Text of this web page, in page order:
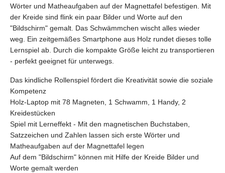
Wörter und Matheaufgaben auf der Magnettafel befestigen. Mit
der Kreide sind flink ein paar Bilder und Worte auf den
"Bildschirm" gemalt. Das Schwämmchen wischt alles wieder
weg. Ein zeitgemäßes Smartphone aus Holz rundet dieses tolle
Lernspiel ab. Durch die kompakte Größe leicht zu transportieren
- perfekt geeignet für unterwegs.
Das kindliche Rollenspiel fördert die Kreativität sowie die soziale
Kompetenz
Holz-Laptop mit 78 Magneten, 1 Schwamm, 1 Handy, 2
Kreidestücken
Spiel mit Lerneffekt - Mit den magnetischen Buchstaben,
Satzzeichen und Zahlen lassen sich erste Wörter und
Matheaufgaben auf der Magnettafel legen
Auf dem "Bildschirm" können mit Hilfe der Kreide Bilder und
Worte gemalt werden